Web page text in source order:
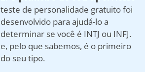
teste de personalidade gratuito foi
desenvolvido para ajudá-lo a
determinar se você é INTJ ou INFJ.
e, pelo que sabemos, é o primeiro
do seu tipo.